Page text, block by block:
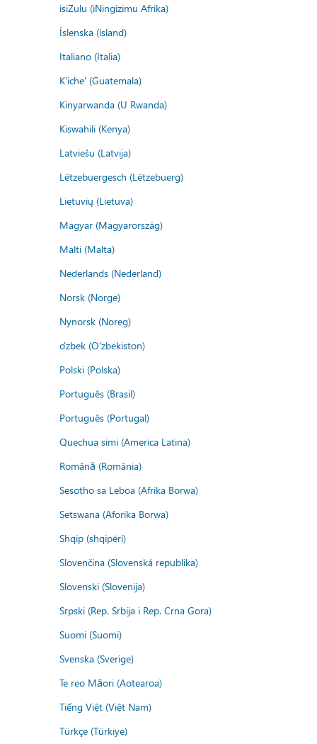
isiZulu (iNingizimu Afrika)
Íslenska (ísland)
Italiano (Italia)
K'iche' (Guatemala)
Kinyarwanda (U Rwanda)
Kiswahili (Kenya)
Latviešu (Latvija)
Lëtzebuergesch (Lëtzebuerg)
Lietuvių (Lietuva)
Magyar (Magyarország)
Malti (Malta)
Nederlands (Nederland)
Norsk (Norge)
Nynorsk (Noreg)
o'zbek (O'zbekiston)
Polski (Polska)
Português (Brasil)
Português (Portugal)
Quechua simi (America Latina)
Română (România)
Sesotho sa Leboa (Afrika Borwa)
Setswana (Aforika Borwa)
Shqip (shqipëri)
Slovenčina (Slovenská republika)
Slovenski (Slovenija)
Srpski (Rep. Srbija i Rep. Crna Gora)
Suomi (Suomi)
Svenska (Sverige)
Te reo Māori (Aotearoa)
Tiếng Việt (Việt Nam)
Türkçe (Türkiye)